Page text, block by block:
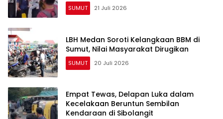
SUMUT 21 Juli 2026
LBH Medan Soroti Kelangkaan BBM di
Sumut, Nilai Masyarakat Dirugikan
SUMUT 20 Juli 2026
Empat Tewas, Delapan Luka dalam
Kecelakaan Beruntun Sembilan
Kendaraan di Sibolangit